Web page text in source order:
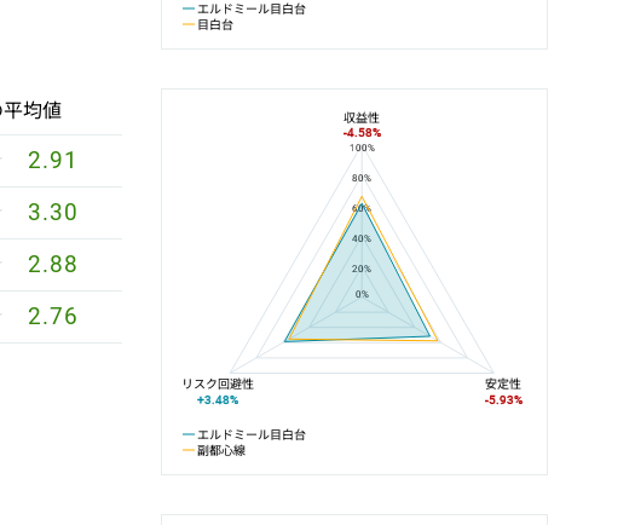
エルドミール目白台
目白台
均値
2.91
3.30
2.88
2.76
エルドミール目白台と副都心線の平均値の総合評価の比較
100%
80%
60%
40%
20%
0%
エルドミール目白台
副都心線
収益性
-4.58%
リスク回避性
+3.48%
安定性
-5.93%